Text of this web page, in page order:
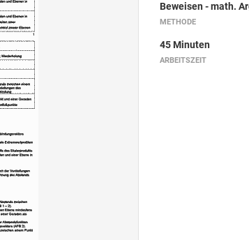
Beweisen - math.
METHODE
45 Minuten
ARBEITSZEIT